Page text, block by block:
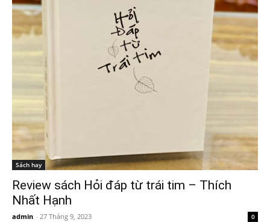
Sách hay
Review sách Hỏi đáp từ trái tim – Thích
Nhất Hạnh
admin - 27 Tháng 9, 2023 0